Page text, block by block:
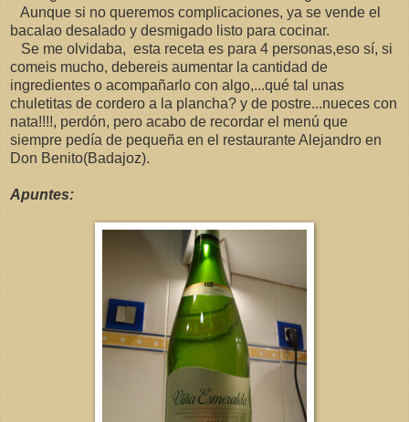
Aunque si no queremos complicaciones, ya se vende el
bacalao desalado y desmigado listo para cocinar.
Se me olvidaba, esta receta es para 4 personas,eso sí, si
comeis mucho, debereis aumentar la cantidad de
ingredientes o acompañarlo con algo,...qué tal unas
chuletitas de cordero a la plancha? y de postre...nueces con
nata!!!!, perdón, pero acabo de recordar el menú que
siempre pedía de pequeña en el restaurante Alejandro en
Don Benito(Badajoz).
Apuntes: